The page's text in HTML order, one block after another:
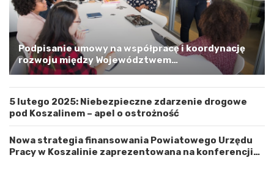
m
G
n
i
a
s
t
e
Podpisanie umowy na współpracę i koordynację
rozwoju między Województwem
Zachodniopomorskim a Gminą Miastem Koszalin
5 lutego 2025: Niebezpieczne zdarzenie drogowe
pod Koszalinem – apel o ostrożność
Nowa strategia finansowania Powiatowego Urzędu
Pracy w Koszalinie zaprezentowana na konferencji